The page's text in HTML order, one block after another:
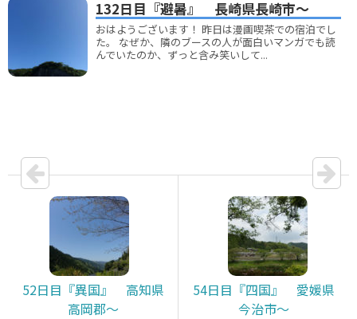
132日目『避暑』 長崎県長崎市～
おはようございます！ 昨日は漫画喫茶での宿泊でし
た。 なぜか、隣のブースの人が面白いマンガでも読
んでいたのか、ずっと含み笑いして...
52日目『異国』 高知県
高岡郡～
54日目『四国』 愛媛県
今治市～